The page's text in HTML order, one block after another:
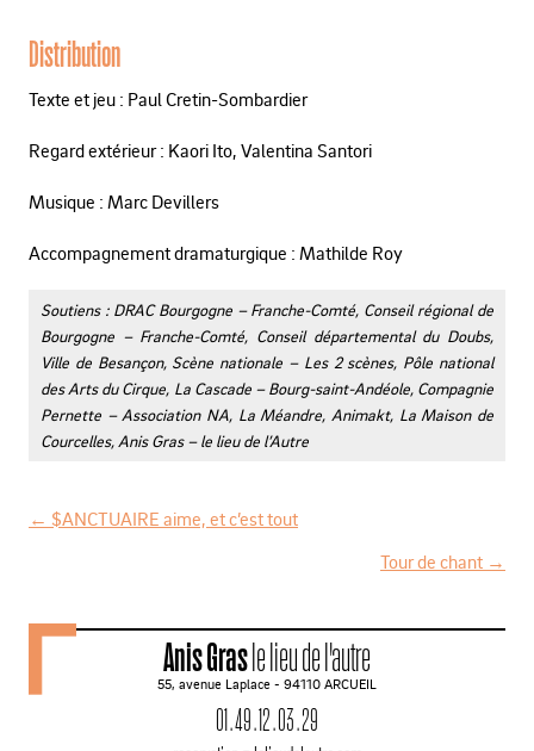
Distribution
Texte et jeu : Paul Cretin-Sombardier
Regard extérieur : Kaori Ito, Valentina Santori
Musique : Marc Devillers
Accompagnement dramaturgique : Mathilde Roy
Soutiens : DRAC Bourgogne – Franche-Comté, Conseil régional de
Bourgogne – Franche-Comté, Conseil départemental du Doubs,
Ville de Besançon, Scène nationale – Les 2 scènes, Pôle national
des Arts du Cirque, La Cascade – Bourg-saint-Andéole, Compagnie
Pernette – Association NA, La Méandre, Animakt, La Maison de
Courcelles, Anis Gras – le lieu de l’Autre
v
g
← $ANCTUAIRE aime, et c’est tout
Tour de chant →
Anis Grasle lieu de l'autre
55, avenue Laplace - 94110 ARCUEIL
01 . 49 . 12 . 03 . 29